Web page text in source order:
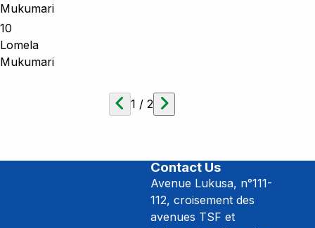
Mukumari
10
Lomela
Mukumari
1 / 2
Contact Us
Avenue Lukusa, n°111-
112, croisement des
avenues TSF et